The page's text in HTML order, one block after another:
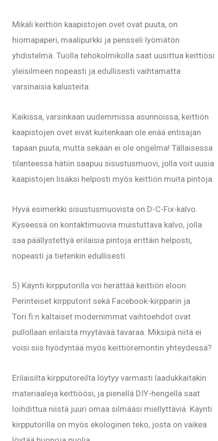
Mikäli keittiön kaapistojen ovet ovat puuta, on
hiomapaperi, maalipurkki ja pensseli lyömätön
yhdistelmä. Tuolla tehokolmikolla saat uusittua keittiösi
yleisilmeen nopeasti ja edullisesti vaihtamatta
varsinaisia kalusteita.
Kaikissa, varsinkaan uudemmissa asunnoissa, keittiön
kaapistojen ovet eivät kuitenkaan ole enää entisajan
tapaan puuta, mutta sekään ei ole ongelma! Tällaisessa
tilanteessa hätiin saapuu sisustusmuovi, jolla voit uusia
kaapistojen lisäksi helposti myös keittiön muita pintoja.
Hyvä esimerkki sisustusmuovista on D-C-Fix-kalvo.
Kyseessä on kontaktimuovia muistuttava kalvo, jolla
saa päällystettyä erilaisia pintoja erittäin helposti,
nopeasti ja tietenkin edullisesti.
5) Käynti kirpputorilla voi herättää keittiön eloon
Perinteiset kirpputorit sekä Facebook-kirpparin ja
Tori.fi:n kaltaiset modernimmat vaihtoehdot ovat
pullollaan erilaista myytävää tavaraa. Miksipä niitä ei
voisi siis hyödyntää myös keittiöremontin yhteydessä?
Erilaisilta kirpputoreilta löytyy varmasti laadukkaitakin
materiaaleja keittiöösi, ja pienellä DIY-hengellä saat
loihdittua niistä juuri omaa silmääsi miellyttäviä. Käynti
kirpputorilla on myös ekologinen teko, josta on vaikea